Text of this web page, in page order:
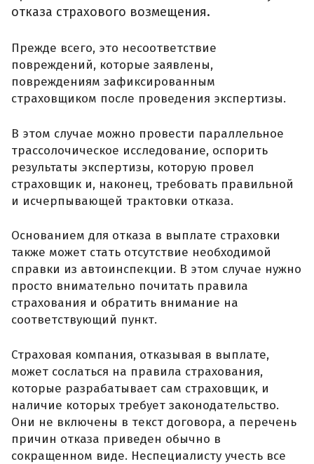
отказа страхового возмещения.
Прежде всего, это несоответствие
повреждений, которые заявлены,
повреждениям зафиксированным
страховщиком после проведения экспертизы.
В этом случае можно провести параллельное
трассолочическое исследование, оспорить
результаты экспертизы, которую провел
страховщик и, наконец, требовать правильной
и исчерпывающей трактовки отказа.
Основанием для отказа в выплате страховки
также может стать отсутствие необходимой
справки из автоинспекции. В этом случае нужно
просто внимательно почитать правила
страхования и обратить внимание на
соответствующий пункт.
Страховая компания, отказывая в выплате,
может сослаться на правила страхования,
которые разрабатывает сам страховщик, и
наличие которых требует законодательство.
Они не включены в текст договора, а перечень
причин отказа приведен обычно в
сокращенном виде. Неспециалисту учесть все